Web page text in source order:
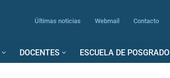
Últimas noticias Webmail Contacto
DOCENTES ESCUELA DE POSGRADO